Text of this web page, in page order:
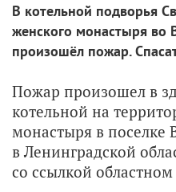
В котельной подворья
женского монастыря во
произошёл пожар.
Пожар произошел в
котельной на
монастыря в поселке
в Ленинградской
со ссылкой